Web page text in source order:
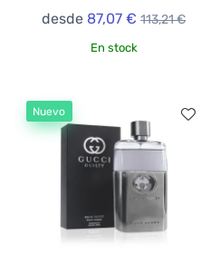
desde 87,07 € 113,21 €
En stock
Nuevo